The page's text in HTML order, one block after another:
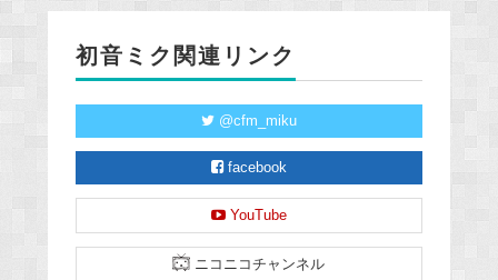
初音ミク関連リンク
@cfm_miku
facebook
YouTube
ニコニコチャンネル